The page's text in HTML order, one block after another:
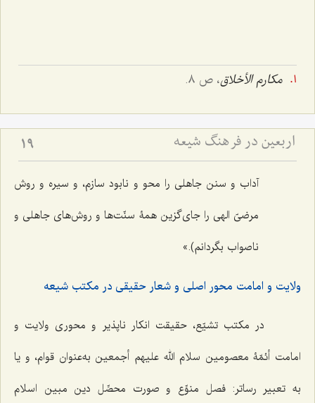
مکارم الأخلاق، ص ٨.
اربعین در فرهنگ شیعه 19
آداب و سنن جاهلی را محو و نابود سازم، و سیره و روش
مرضیّ الهی را جای‌گزین همۀ‌ سنّت‌ها و روش‌های جاهلی و
ناصواب بگردانم).»
ولایت و امامت محور اصلی و شعار حقیقی در مکتب شیعه
در مکتب تشیّع، حقیقت انکار ناپذیر و محوری ولایت و
امامت أئمّۀ معصومین سلام الله علیهم أجمعین به‌عنوان قوام، و یا
به تعبیر رساتر: فصل منوِّع و صورت محصِّل دین مبین اسلام